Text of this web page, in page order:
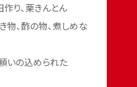
り、栗きんとん
物、酢の物、煮しめな
いの込められた